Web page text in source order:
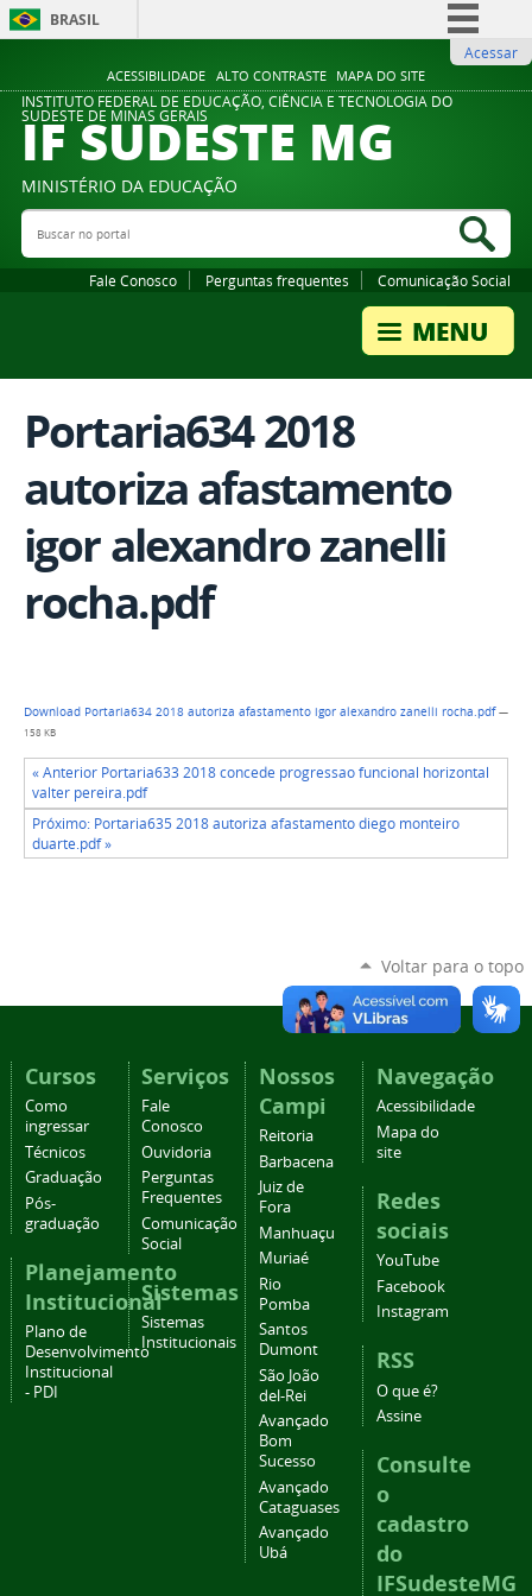
ACESSIBILIDADE ALTO CONTRASTE MAPA DO SITE
BRASIL
Comunica BR
Participe
Legislação
Acessar
INSTITUTO FEDERAL DE EDUCAÇÃO, CIÊNCIA E TECNOLOGIA DO
SUDESTE DE MINAS GERAIS
IF SUDESTE MG
MINISTÉRIO DA EDUCAÇÃO
Buscar no portal
Fale Conosco Perguntas frequentes Comunicação Social
Portaria634 2018
autoriza afastamento
igor alexandro zanelli
rocha.pdf
Download Portaria634 2018 autoriza afastamento igor alexandro zanelli rocha.pdf—
158 KB
« Anterior Portaria633 2018 concede progressao funcional horizontal
valter pereira.pdf
Próximo: Portaria635 2018 autoriza afastamento diego monteiro
duarte.pdf »
Voltar para o topo
Cursos
Como
ingressar
Técnicos
Graduação
Pós-
graduação
Planejamento
Institucional
Plano de
Desenvolvimento
Institucional
- PDI
Serviços
Fale
Conosco
Ouvidoria
Perguntas
Frequentes
Comunicação
Social
Sistemas
Sistemas
Institucionais
Nossos
Campi
Reitoria
Barbacena
Juiz de
Fora
Manhuaçu
Muriaé
Rio
Pomba
Santos
Dumont
São João
del-Rei
Avançado
Bom
Sucesso
Avançado
Cataguases
Avançado
Ubá
Navegação
Acessibilidade
Mapa do
site
Redes
sociais
YouTube
Facebook
Instagram
RSS
O que é?
Assine
Consulte
o
cadastro
do
IFSudesteMG